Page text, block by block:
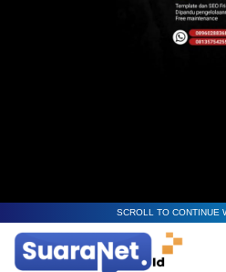
SCROLL TO CONTINUE